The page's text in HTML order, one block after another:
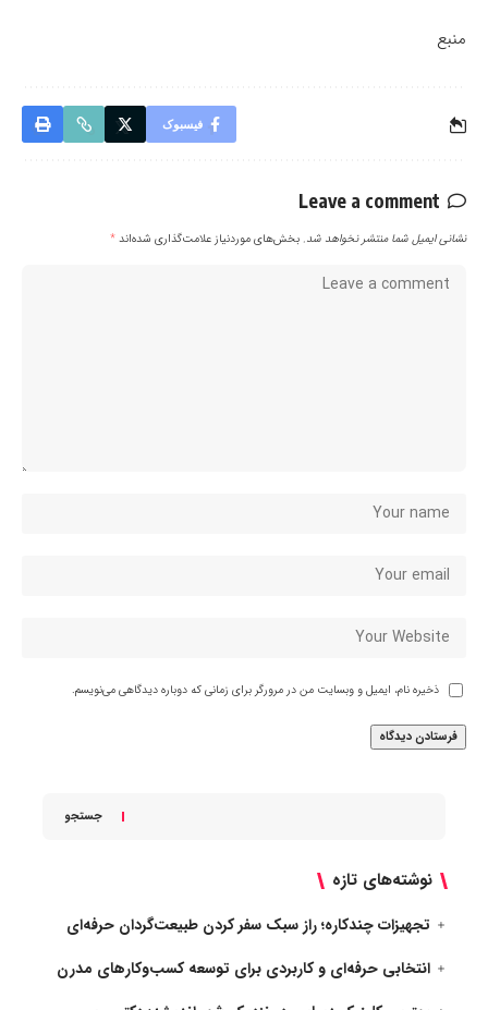
منبع
فیسبوک
Leave a comment
نشانی ایمیل شما منتشر نخواهد شد. بخش‌های موردنیاز علامت‌گذاری شده‌اند*
ذخیره نام، ایمیل و وبسایت من در مرورگر برای زمانی که دوباره دیدگاهی می‌نویسم.
جستجو
نوشته‌های تازه
تجهیزات چندکاره؛ راز سبک سفر کردن طبیعت‌گردان حرفه‌ای
انتخابی حرفه‌ای و کاربردی برای توسعه کسب‌وکارهای مدرن